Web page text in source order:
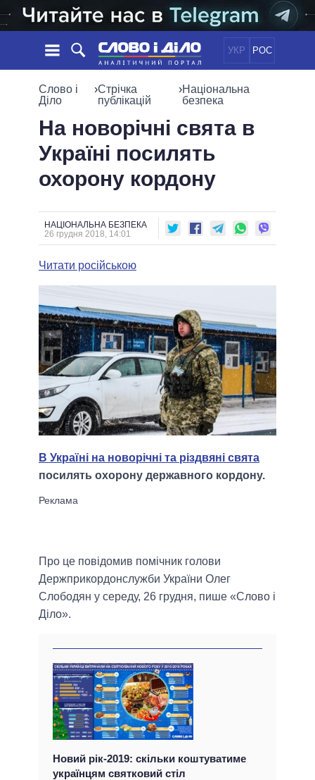
УКР РОС
НОВИНИ
СТРІЧКА
СТАТТІ
ДУМКИ
ДАЙДЖЕСТИ
ПОЛІТИКА
СУСПІЛЬСТВО
СВІТ
ОБIЦЯНКИ
ПОЛIТИКИ
УСІ ПОЛІТИКИ
ВЕРХОВНА РАДА
КАБІНЕТ МІНІСТРІВ
ГОЛОВИ ОБЛАДМІНІСТРАЦІЙ
МЕРИ МІСТ
ВСІ ПЕРСОНИ
ІНФОГРАФІКА
ВІДЕО
ПІДТРИМАТИ
ПОРІВНЯННЯ ПОЛІТИКІВ
Слово і
Діло
›Стрічка
публікацій
›Національна
безпека
На новорічні свята в
Україні посилять
охорону кордону
НАЦІОНАЛЬНА БЕЗПЕКА
26 грудня 2018, 14:01
Читати російською
В Україні на новорічні та різдвяні свята
посилять охорону державного кордону.
Про це повідомив помічник голови
Держприкордонслужби України Олег
Слободян у середу, 26 грудня, пише «Слово і
Діло».
Новий рік-2019: скільки коштуватиме
українцям святковий стіл